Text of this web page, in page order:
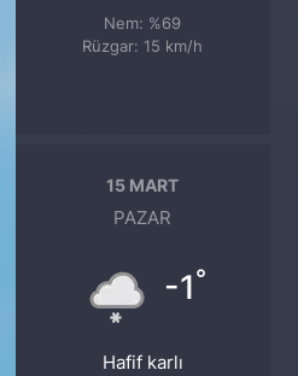
Nem: %69
Rüzgar: 15 km/h
15 MART
PAZAR
-1°
Hafif karlı